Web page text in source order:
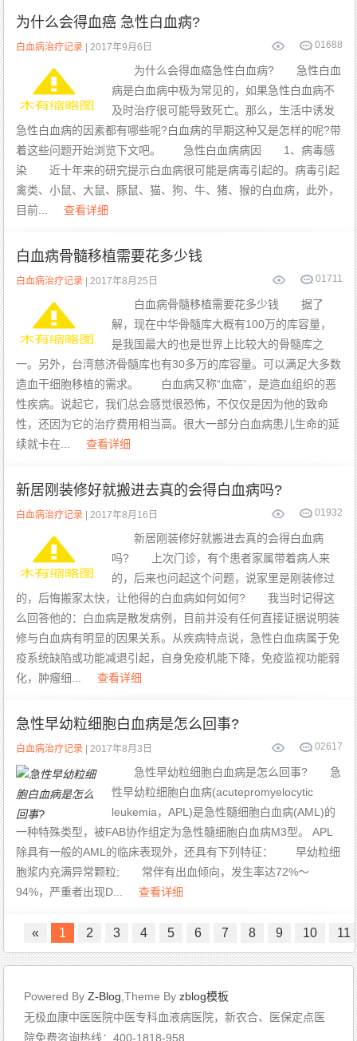
为什么会得血癌 急性白血病?
1688
0
白血病治疗记录 | 2017年9月6日
为什么会得血癌急性白血病? 急性白血
病是白血病中极为常见的，如果急性白血病不
及时治疗很可能导致死亡。那么，生活中诱发
急性白血病的因素都有哪些呢?白血病的早期这种又是怎样的呢?带
着这些问题开始浏览下文吧。 急性白血病病因 1、病毒感
染 近十年来的研究提示白血病很可能是病毒引起的。病毒引起
禽类、小鼠、大鼠、豚鼠、猫、狗、牛、猪、猴的白血病，此外，
目前...
查看详细
白血病骨髓移植需要花多少钱
1711
0
白血病治疗记录 | 2017年8月25日
白血病骨髓移植需要花多少钱 据了
解，现在中华骨髓库大概有100万的库容量，
是我国最大的也是世界上比较大的骨髓库之
一。另外，台湾慈济骨髓库也有30多万的库容量。可以满足大多数
造血干细胞移植的需求。 白血病又称“血癌”，是造血组织的恶
性疾病。说起它，我们总会感觉很恐怖，不仅仅是因为他的致命
性，还因为它的治疗费用相当高。很大一部分白血病患儿生命的延
续就卡在...
查看详细
新居刚装修好就搬进去真的会得白血病吗?
1932
0
白血病治疗记录 | 2017年8月16日
新居刚装修好就搬进去真的会得白血病
吗? 上次门诊，有个患者家属带着病人来
的，后来也问起这个问题，说家里是刚装修过
的，后悔搬家太快，让他得的白血病如何如何? 我当时记得这
么回答他的：白血病是散发病例，目前并没有任何直接证据说明装
修与白血病有明显的因果关系。从疾病特点说，急性白血病属于免
疫系统缺陷或功能减退引起，自身免疫机能下降，免疫监视功能弱
化，肿瘤细...
查看详细
急性早幼粒细胞白血病是怎么回事?
2617
0
白血病治疗记录 | 2017年8月3日
急性早幼粒细胞白血病是怎么回事? 急
性早幼粒细胞白血病(acutepromyelocytic
leukemia，APL)是急性髓细胞白血病(AML)的
一种特殊类型，被FAB协作组定为急性髓细胞白血病M3型。 APL
除具有一般的AML的临床表现外，还具有下列特征： 早幼粒细
胞浆内充满异常颗粒; 常伴有出血倾向，发生率达72%～
94%，严重者出现D...
查看详细
« 1 2 3 4 5 6 7 8 9 10 11
Powered ByZ-Blog ,Theme Byzblog模板
无极血康中医医院中医专科血液病医院，新农合、医保定点医
院免费咨询热线：400-1818-958